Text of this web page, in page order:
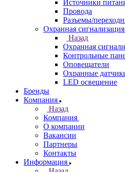
Источники
Провода
Разъемы/
Охранная сигнализация
Назад
Охранная
Контрольные
Оповещатели
Охранные
LED освещение
Бренды
Компания
Назад
Компания
О компании
Вакансии
Партнеры
Контакты
Информация